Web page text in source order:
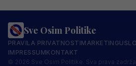
Sve Osim Politike
PRAVILA PRIVATNOSTIMARKETING
IMPRESSUMKONTAKT
© 2026 Sve Osim Politike. Sva prava